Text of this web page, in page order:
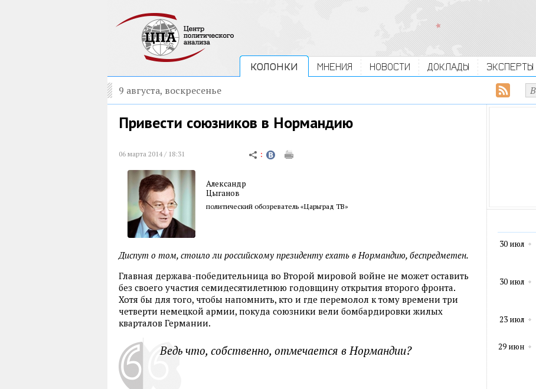
КОЛОНКИ МНЕНИЯ НОВОСТИ ДОКЛАДЫ ЭКСПЕРТЫ
9 августа, воскресенье
Привести союзников в Нормандию
06 марта 2014 / 18:31
Александр
Цыганов
политический обозреватель «Царьград ТВ»
Диспут о том, стоило ли российскому президенту ехать в Нормандию, беспредметен.
Главная держава-победительница во Второй мировой войне не может оставить
без своего участия семидесятилетнюю годовщину открытия второго фронта.
Хотя бы для того, чтобы напомнить, кто и где перемолол к тому времени три
четверти немецкой армии, покуда союзники вели бомбардировки жилых
кварталов Германии.
Ведь что, собственно, отмечается в Нормандии?
30 июл
30 июл
23 июл
29 июн